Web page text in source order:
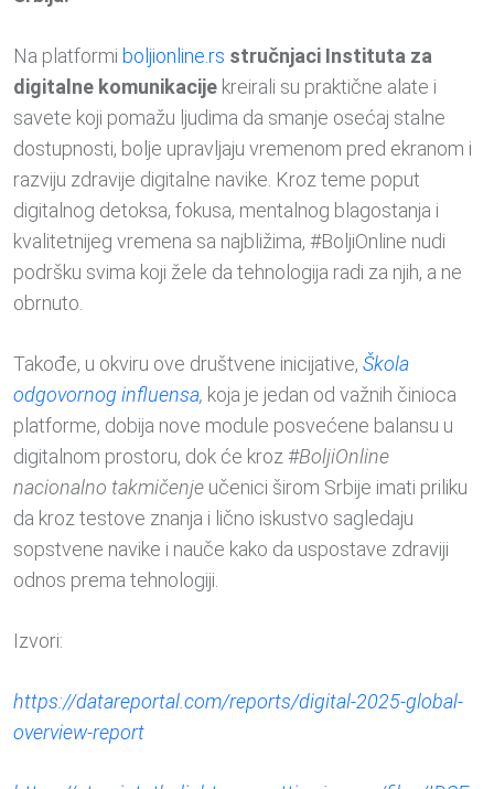
Na platformi boljionline.rs stručnjaci Instituta za
digitalne komunikacije kreirali su praktične alate i
savete koji pomažu ljudima da smanje osećaj stalne
dostupnosti, bolje upravljaju vremenom pred ekranom i
razviju zdravije digitalne navike. Kroz teme poput
digitalnog detoksa, fokusa, mentalnog blagostanja i
kvalitetnijeg vremena sa najbližima, #BoljiOnline nudi
podršku svima koji žele da tehnologija radi za njih, a ne
obrnuto.
Takođe, u okviru ove društvene inicijative, Škola
odgovornog influensa, koja je jedan od važnih činioca
platforme, dobija nove module posvećene balansu u
digitalnom prostoru, dok će kroz #BoljiOnline
nacionalno takmičenje učenici širom Srbije imati priliku
da kroz testove znanja i lično iskustvo sagledaju
sopstvene navike i nauče kako da uspostave zdraviji
odnos prema tehnologiji.
Izvori:
https://datareportal.com/reports/digital-2025-global-
overview-report